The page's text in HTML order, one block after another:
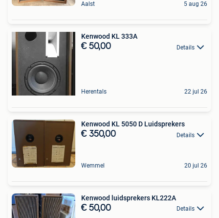
Aalst 5 aug 26
Kenwood KL 333A
€ 50,00 Details
Herentals 22 jul 26
Kenwood KL 5050 D Luidsprekers
€ 350,00 Details
Wemmel 20 jul 26
Kenwood luidsprekers KL222A
€ 50,00 Details